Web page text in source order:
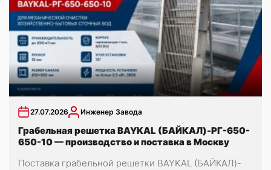
27.07.2026 Инженер Завода
Грабельная решетка BAYKAL (БАЙКАЛ)-РГ-650-
650-10 — производство и поставка в Москву
Поставка грабельной решетки BAYKAL (БАЙКАЛ)-